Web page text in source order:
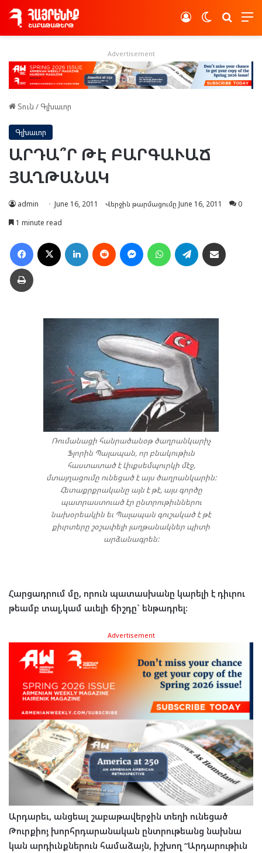
Switch skin
Log In
Advertisement
Տուն / Գլխաւոր
Գլխաւոր
ԱՐԴԱ՞Ր ԹԷ ԲԱՐԳԱՒԱՃ
ՅԱՂԹԱՆԱԿ
admin June 16, 2011 Վերջին թարմացումը June 16, 2011
0
1 minute read
Facebook LinkedIn Reddit MessengerWhatsAppTelegram
Տպել
Ռումանացի հանրածանօթ ծաղրանկարիչ
Ֆլորին Պալապան, որ բնակութիւն
հաստատած է Լիւքսեմպուրկի մէջ,
մտայղացումը ունեցած է այս ծաղրանկարին:
Հետաքրքրականը այն է թէ, այս գործը
պատրաստուած էր ընտրութիւններու
նախօրեակին եւ Պալապան գուշակած է թէ
քիւրտերը շօշափելի յաղթանակներ պիտի
արձանագրեն:
Հարցադրում մը, որուն պատասխանը կարելի է դիւրու
թեամբ տալ,կամ աւելի ճիշդը` ենթադրել:
Advertisement
Արդարեւ, անցեալ շաբաթավերջին տեղի ունեցած
Թուրքիոյ խորհրդարանական ընտրութեանց նախնա
կան արդիւնքներուն համաձայն, իշխող “Արդարութիւն